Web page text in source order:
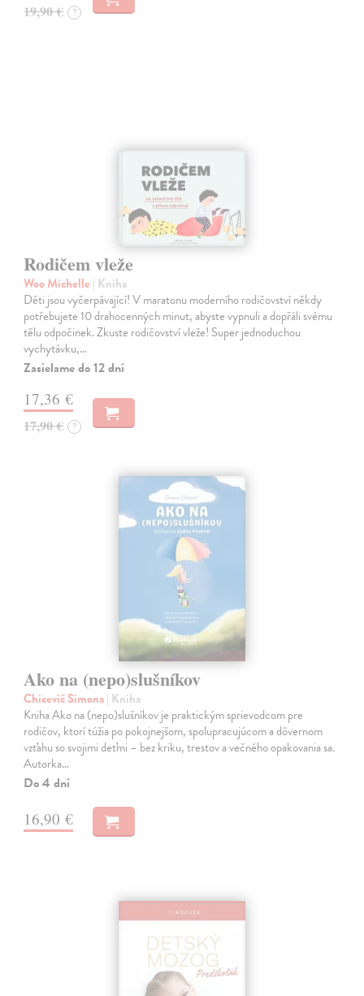
19,90 € ?
Rodičem vleže
Woo Michelle | Kniha
Děti jsou vyčerpávající! V maratonu moderního rodičovství někdy
potřebujete 10 drahocenných minut, abyste vypnuli a dopřáli svému
tělu odpočinek. Zkuste rodičovství vleže! Super jednoduchou
vychytávku,…
Zasielame do 12 dní
17,36 €
17,90 € ?
Ako na (nepo)slušníkov
Chicevič Simona| Kniha
Kniha Ako na (nepo)slušníkov je praktickým sprievodcom pre
rodičov, ktorí túžia po pokojnejšom, spolupracujúcom a dôvernom
vzťahu so svojimi deťmi – bez kriku, trestov a večného opakovania sa.
Autorka…
Do 4 dní
16,90 €